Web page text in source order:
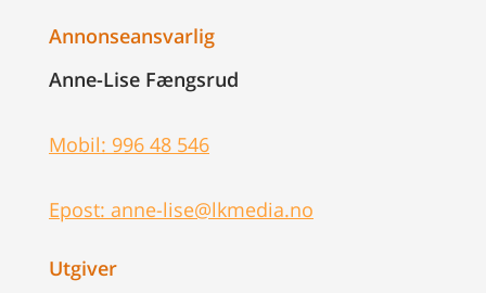
Annonseansvarlig
Anne-Lise Fængsrud
Mobil: 996 48 546
Epost: anne-lise@lkmedia.no
Utgiver